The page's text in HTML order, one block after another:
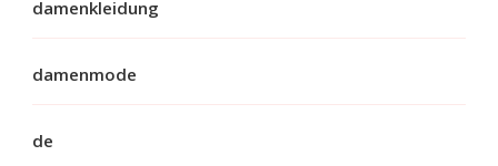
damenkleidung
damenmode
de